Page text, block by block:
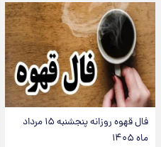
فال قهوه روزانه پنجشنبه ۱۵ مرداد
ماه ۱۴۰۵